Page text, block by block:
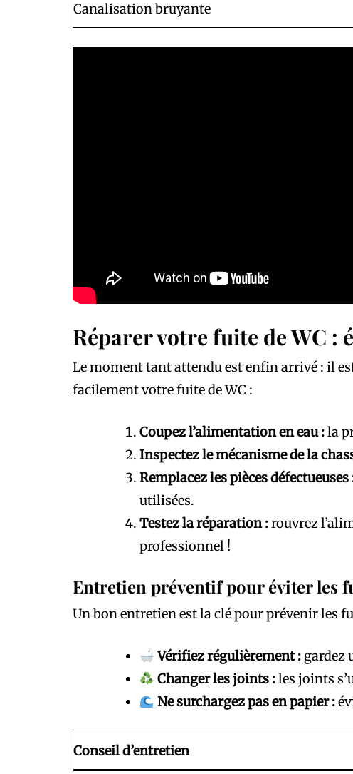
Canalisation bruyante
Réparer votre fuite de WC :
Le moment tant attendu est enfin arrivé : il
facilement votre fuite de WC :
Coupez l’alimentation en eau :la
Inspectez le mécanisme de la
Remplacez les pièces défectueuses
utilisées.
Testez la réparation :rouvrez
professionnel !
Entretien préventif pour éviter les
Un bon entretien est la clé pour prévenir les
Vérifiez régulièrement :gardez
Changer les joints :les joints
Ne surchargez pas en papier :
Conseil d’entretien